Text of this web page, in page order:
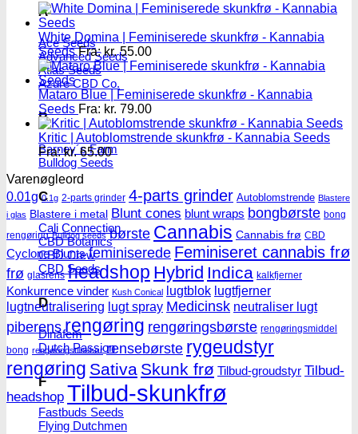
A
Ace Seeds
Advanced Seeds
Atlas Seeds
Azure CBD Co.
B
Barney´s Farm
Bulldog Seeds
C
Cali Connection
CBD Botanics
CBD Crew
CBD Seeds
D
Dinafem
Dutch Passion
F
Fastbuds Seeds
Flying Dutchmen
White Domina | Feminiserede skunkfrø - Kannabia
Seeds Fra:kr.55.00
Mataro Blue | Feminiserede skunkfrø - Kannabia
Seeds Fra: kr. 79.00
Kritic | Autoblomstrende skunkfrø - Kannabia Seeds
Fra:kr.65.00
Varenøgleord
0.01g 0.1g 2-parts grinder 4-parts grinder Autoblomstrende Blastere
i glas Blastere i metal Blunt cones blunt wraps bongbørste bong
rengøring Bulldog seeds børste Cannabis Cannabis frø CBD
Cyclone Blunts feminiserede Feminiseret cannabis frø
frø glasrens headshop Hybrid Indica kalkfjerner
Konkurrence vinder Kush Conical lugtblok lugtfjerner
lugtneutralisering lugt spray Medicinsk neutraliser lugt
piberens rengøring rengøringsbørste rengøringsmiddel
bong rengøringstilbehør rensebørste rygeudstyr
rengøring Sativa Skunk frø Tilbud-groudstyr Tilbud-
headshop Tilbud-skunkfrø